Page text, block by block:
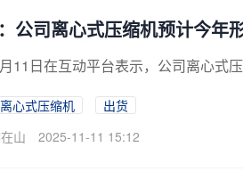
公司离心式压缩机预计今年
11日在互动平台表示，公司离心式
离心式压缩机
出货
山 2025-11-11 15:12